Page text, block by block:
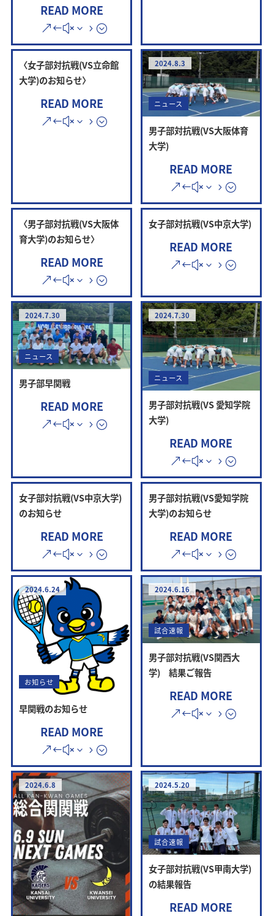
READ MORE
〈女子部対抗戦(VS立命館
大学)のお知らせ〉
READ MORE
2024.8.3
ニュース
男子部対抗戦(VS大阪体育
大学)
READ MORE
〈男子部対抗戦(VS大阪体
育大学)のお知らせ〉
READ MORE
女子部対抗戦(VS中京大学)
READ MORE
2024.7.30
ニュース
男子部早関戦
READ MORE
2024.7.30
ニュース
男子部対抗戦(VS 愛知学院
大学)
READ MORE
女子部対抗戦(VS中京大学)
のお知らせ
READ MORE
男子部対抗戦(VS愛知学院
大学)のお知らせ
READ MORE
2024.6.24
お知らせ
早関戦のお知らせ
READ MORE
2024.6.16
試合速報
男子部対抗戦(VS関西大
学) 結果ご報告
READ MORE
2024.6.8 2024.5.20
試合速報
女子部対抗戦(VS甲南大学)
の結果報告
READ MORE